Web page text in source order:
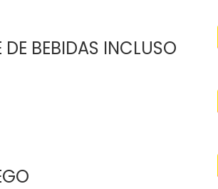
BEBIDAS INCLUSO